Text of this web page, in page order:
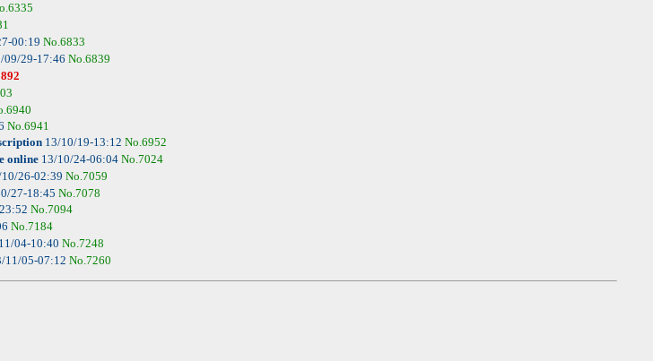
00:19 No.6833
09/29-17:46 No.6839
No.6941
13/10/19-13:12 No.6952
online 13/10/24-06:04 No.7024
26-02:39 No.7059
27-18:45 No.7078
No.7094
No.7184
04-10:40 No.7248
11/05-07:12 No.7260